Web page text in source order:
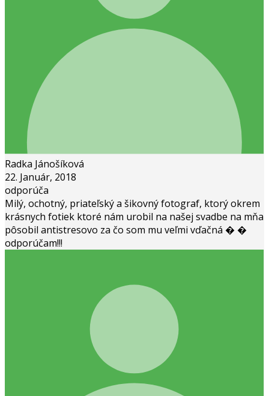
Radka Jánošíková
22. Január, 2018
odporúča
Milý, ochotný, priateľský a šikovný fotograf, ktorý okrem
krásnych fotiek ktoré nám urobil na našej svadbe na mňa
pôsobil antistresovo za čo som mu veľmi vďačná � �
odporúčam!!!